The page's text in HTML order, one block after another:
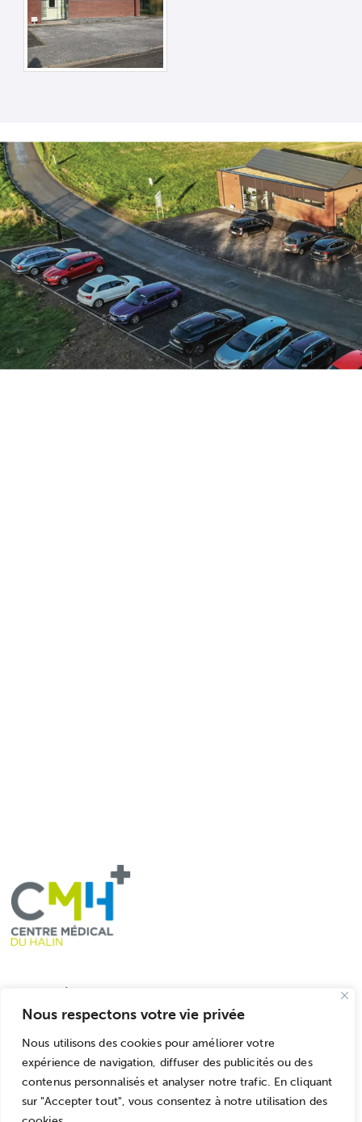
Nous respectons votre vie privée
Nous utilisons des cookies pour améliorer votre
expérience de navigation, diffuser des publicités ou des
contenus personnalisés et analyser notre trafic. En cliquant
sur "Accepter tout", vous consentez à notre utilisation des
Liens utiles
Accueil
L'équipe
Le CMH
Rendez-vous